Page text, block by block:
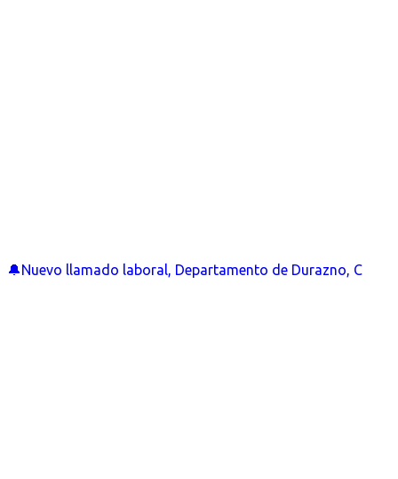
🔔Nuevo llamado laboral, Departamento de Durazno, C